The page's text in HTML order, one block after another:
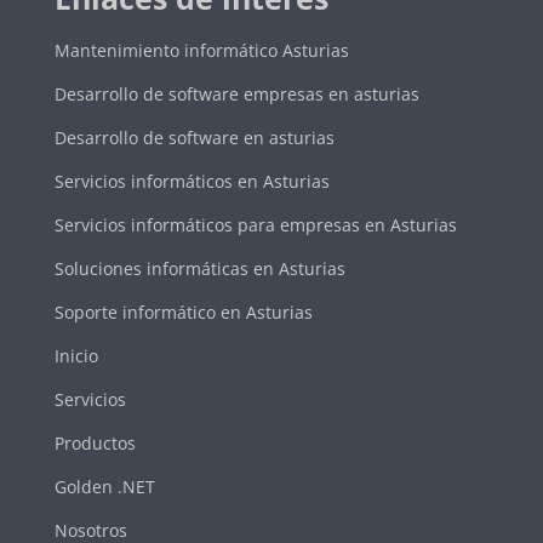
Mantenimiento informático Asturias
Desarrollo de software empresas en asturias
Desarrollo de software en asturias
Servicios informáticos en Asturias
Servicios informáticos para empresas en Asturias
Soluciones informáticas en Asturias
Soporte informático en Asturias
Inicio
Servicios
Productos
Golden .NET
Nosotros